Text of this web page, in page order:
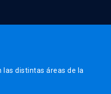
las distintas áreas de la